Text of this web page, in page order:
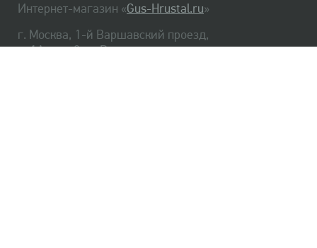
Интернет-магазин «Gus-Hrustal.ru»
г. Москва, 1-й Варшавский проезд,
д. 1А, стр. 3, м. Варшавская